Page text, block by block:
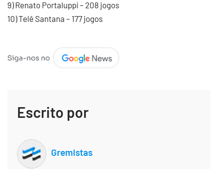
9) Renato Portaluppi – 208 jogos
10) Telê Santana – 177 jogos
Escrito por
Gremistas